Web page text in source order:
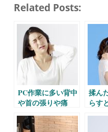
bo
ok
tteail
Related Posts:
PC作業に多い背中
や首の張りや痛
揉ん
らす